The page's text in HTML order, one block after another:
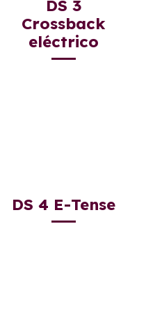
DS 3
Crossback
eléctrico
DS 4 E-Tense